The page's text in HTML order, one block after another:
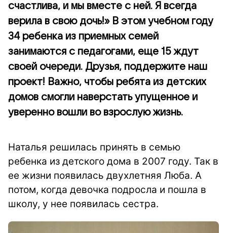
счастлива, и мы вместе с ней. Я всегда
верила в свою дочь!» В этом учебном году
34 ребенка из приемных семей
занимаются с педагогами, еще 15 ждут
своей очереди. Друзья, поддержите наш
проект! Важно, чтобы ребята из детских
домов смогли наверстать упущенное и
уверенно вошли во взрослую жизнь.
Наталья решилась принять в семью
ребенка из детского дома в 2007 году. Так в
ее жизни появилась двухлетняя Люба. А
потом, когда девочка подросла и пошла в
школу, у нее появилась сестра.